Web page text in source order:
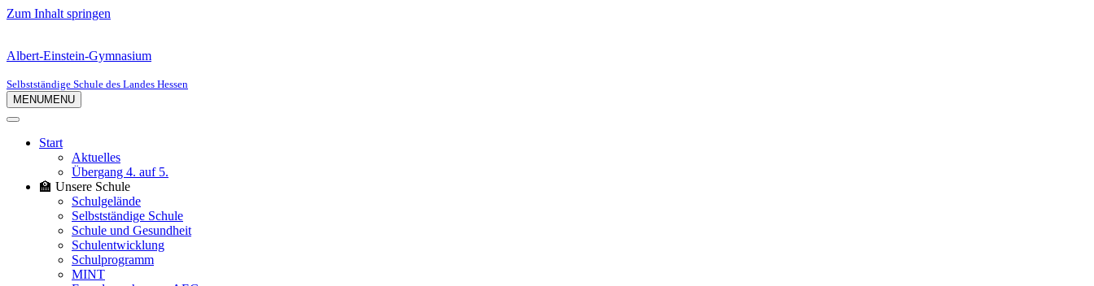
Zum Inhalt springen
Albert-Einstein-Gymnasium
Selbstständige Schule des Landes Hessen
MENUMENU
Start
Aktuelles
Übergang 4. auf 5.
🏫 Unsere Schule
Schulgelände
Selbstständige Schule
Schule und Gesundheit
Schulentwicklung
Schulprogramm
MINT